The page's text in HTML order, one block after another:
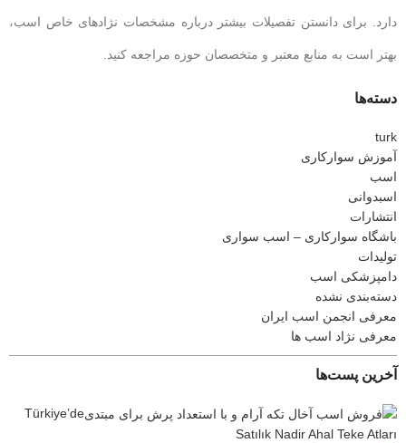
دارد. برای دانستن تفصیلات بیشتر درباره مشخصات نژادهای خاص اسب،
بهتر است به منابع معتبر و متخصصان حوزه مراجعه کنید.
دسته‌ها
turk
آموزش سوارکاری
اسب
اسبدوانی
انتشارات
باشگاه سوارکاری – اسب سواری
تولیدات
دامپزشکی اسب
دسته‌بندی نشده
معرفی انجمن اسب ایران
معرفی نژاد اسب ها
آخرین پست‌ها
Türkiye’de
Satılık Nadir Ahal Teke Atları